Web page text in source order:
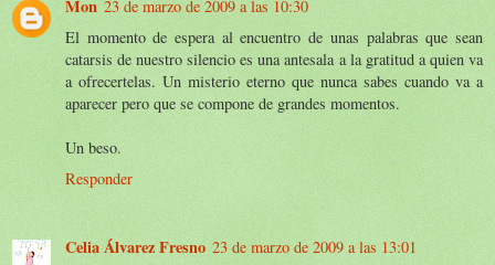
Mon 23 de marzo de 2009 a las 10:30
El momento de espera al encuentro de unas palabras que sean
catarsis de nuestro silencio es una antesala a la gratitud a quien va
a ofrecertelas. Un misterio eterno que nunca sabes cuando va a
aparecer pero que se compone de grandes momentos.
Un beso.
Responder
Celia Álvarez Fresno 23 de marzo de 2009 a las 13:01